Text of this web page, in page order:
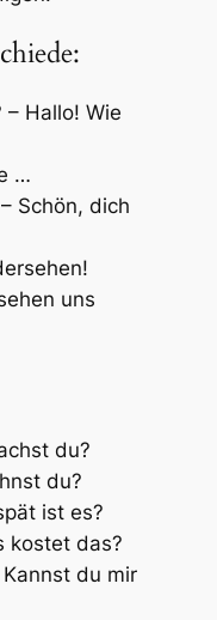
– Hallo! Wie
…
– Schön, dich
uns
du?
du?
ist es?
kostet das?
Kannst du mir